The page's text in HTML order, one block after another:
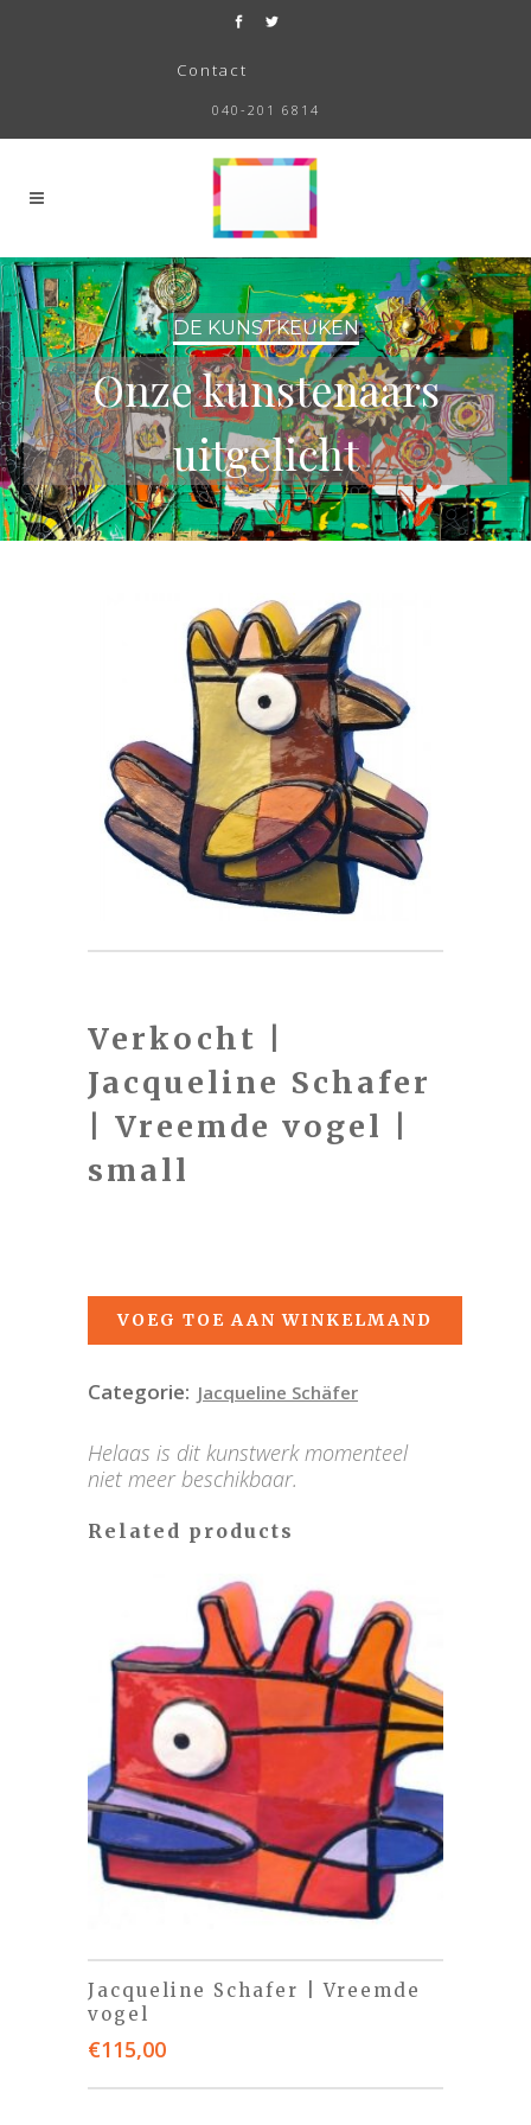
Contact
040-201 6814
DE KUNSTKEUKEN
Onze kunstenaars
uitgelicht
Verkocht |
Jacqueline Schafer
| Vreemde vogel |
small
VOEG TOE AAN WINKELMAND
Categorie: Jacqueline Schäfer
Helaas is dit kunstwerk momenteel
niet meer beschikbaar.
Related products
Jacqueline Schafer | Vreemde
vogel
€115,00